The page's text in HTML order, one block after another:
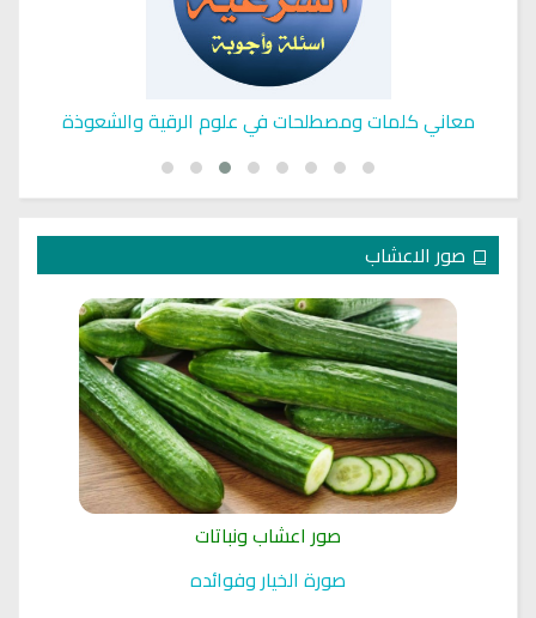
معاني كلمات ومصطلحات في علوم الرقية والشعوذة
صور الاعشاب
صور اعشاب ونباتات
صورة الخيار وفوائده